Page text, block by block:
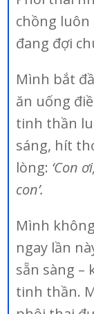
chồng luôn
đang đợi
Mình bắt
ăn uống
tinh thần
sáng, hít
lòng: ‘Con
con’.
Mình
ngay lần
sẵn sàng –
tinh thần.